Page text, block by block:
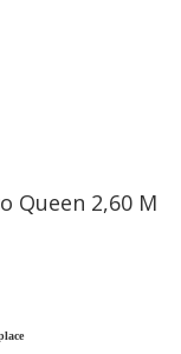
Queen 2,60 M